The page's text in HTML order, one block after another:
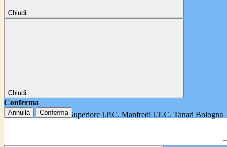
Chiudi
Chiudi
Conferma
Annulla Conferma